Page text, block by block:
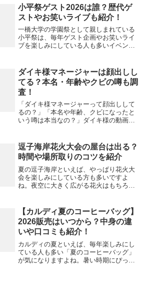
あって、今でも懐かしく思い出す人が多
い作品ですよね。中でも、...
小平祭ゲスト2026は誰？歴代ゲ
ストやお笑いライブも紹介！
一橋大学の学園祭として親しまれている
小平祭は、毎年ゲスト企画やお笑いライ
ブを楽しみにしている人も多いイベント
来ていたの？」「お笑いライブはあ
る？」と気になる方も増え...
ダイキ様マネージャーは顔出しし
てる？本名・年齢やクビの噂も調
査！
「ダイキ様マネージャーって顔出しして
るの？」「本名や年齢、クビになったと
いう噂は本当なの？」ダイキ様の動画や
ょうか。表に出る機会があると、どんな
人なのか、顔出ししてい...
逗子海岸花火大会の屋台は出る？
時間や場所取りのコツを紹介
夏の逗子海岸といえば、やっぱり花火大
会を楽しみにしている方も多いですよ
ね。夜空に大きく広がる花火はもちろん
けば場所取りしやすい？」と気になる方
もいるのではないでしょうか...
【カルディ夏のコーヒーバッグ】
2026販売はいつから？中身の違
いや口コミも紹介！
カルディの夏といえば、毎年楽しみにし
ている人も多い「夏のコーヒーバッグ」
が気になりますよね。暑い時期にぴった